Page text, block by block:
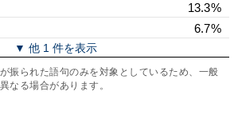
13.3%
6.7%
▼ 他 1 件を表示
振られた語句のみを対象としているため、一般
なる場合があります。